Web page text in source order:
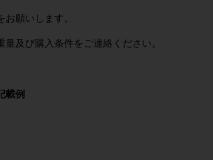
願いします。
及び購入条件をご連絡ください。
載例